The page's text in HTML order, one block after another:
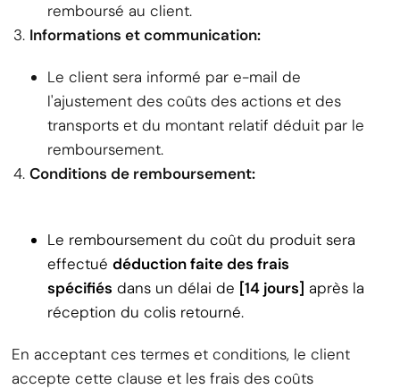
remboursé au client.
Informations et communication:
Le client sera informé par e-mail de
l'ajustement des coûts des actions et des
transports et du montant relatif déduit par le
remboursement.
Conditions de remboursement:
Le remboursement du coût du produit sera
effectué déduction faite des frais
spécifiés dans un délai de [14 jours] après la
réception du colis retourné.
En acceptant ces termes et conditions, le client
accepte cette clause et les frais des coûts